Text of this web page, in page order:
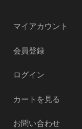
マイアカウント
会員登録
ログイン
カートを見る
お問い合わせ